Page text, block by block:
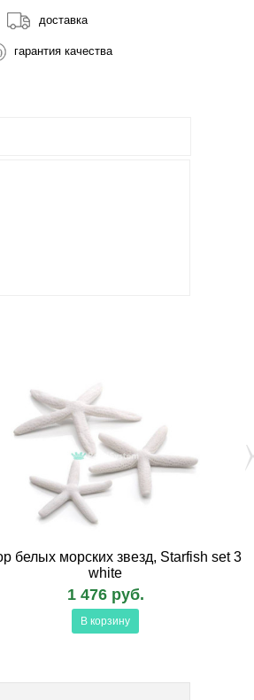
доставка
гарантия качества
белых морских звезд, Starfish set 3
white
1 476 руб.
В корзину